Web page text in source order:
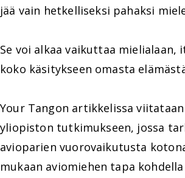
jää vain hetkelliseksi pahaksi
Se voi alkaa vaikuttaa mielialaan,
koko käsitykseen omasta
Your Tangon artikkelissa
yliopiston tutkimukseen, jossa
avioparien vuorovaikutusta
mukaan aviomiehen tapa